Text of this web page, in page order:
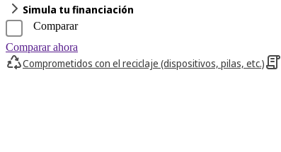
Simula tu financiación
Comparar
Comparar ahora
Comprometidos con el reciclaje (dispositivos, pilas, etc.)